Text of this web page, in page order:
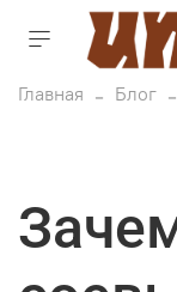
Главная Блог